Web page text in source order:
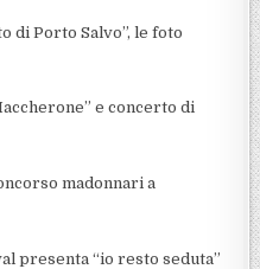
di Porto Salvo”, le foto
e concerto di
madonnari a
presenta “io resto seduta”